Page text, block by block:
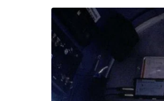
ฤทธิ์ต่อจิตประสาท THC
แต่ถ้านับบุหรี่ หรือเหล้า ซึ่
ต้องกระทำเช่นเดียวกัน
ให้ตัดมาตรา 18 ออกทั้งม